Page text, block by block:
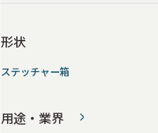
形状
ステッチャー箱
用途・業界